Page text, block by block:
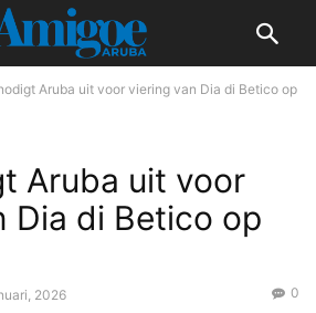
Aruba uit voor viering van Dia di Betico op
Aruba uit voor
Dia di Betico op
2026 0